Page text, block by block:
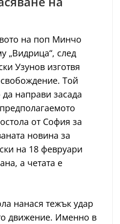
на поп Минчо
„Видрица“, след
Узунов изготвя
Той
направи засада
от София за
новина за
на 18 февруари
а четата е
нанася тежък удар
движение. Именно в